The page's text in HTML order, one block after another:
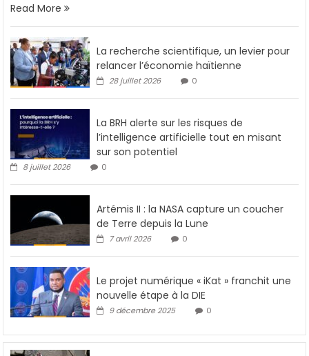
Read More
La recherche scientifique, un levier pour
relancer l’économie haïtienne
28 juillet 2026 0
La BRH alerte sur les risques de
l’intelligence artificielle tout en misant
sur son potentiel
8 juillet 2026 0
Artémis II : la NASA capture un coucher
de Terre depuis la Lune
7 avril 2026 0
Le projet numérique « iKat » franchit une
nouvelle étape à la DIE
9 décembre 2025 0